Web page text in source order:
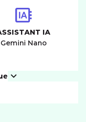
IA
Gemini Nano